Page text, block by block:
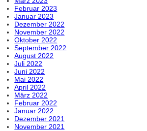
Februar 2023
Januar 2023
Dezember 2022
November 2022
Oktober 2022
September 2022
August 2022
Juli 2022
Juni 2022
Mai 2022
April 2022
März 2022
Februar 2022
Januar 2022
Dezember 2021
November 2021